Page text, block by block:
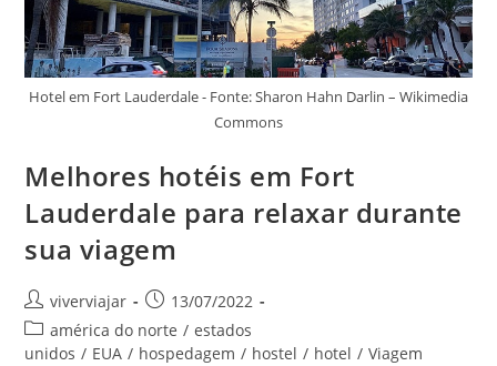
Hotel em Fort Lauderdale - Fonte: Sharon Hahn Darlin – Wikimedia
Commons
Melhores hotéis em Fort
Lauderdale para relaxar durante
sua viagem
Autor
do
post:
viverviajar
Post
publicado:
13/07/2022
Categoria
do
américa do norte / estados
unidos / EUA / hospedagem / hostel / hotel / Viagem